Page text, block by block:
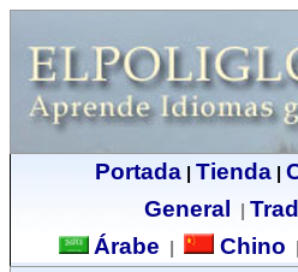
Portada| Tienda|
General
Árabe Chino